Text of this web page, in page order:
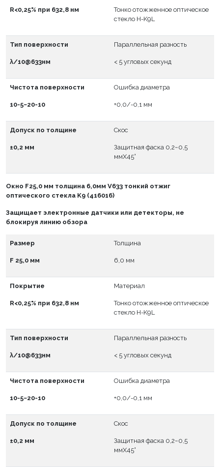
R<0,25% при 632,8 нм
Тонко отожженное оптическое
стекло H-K9L
Тип поверхности
λ/10@633нм
Параллельная разность
< 5 угловых секунд
Чистота поверхности
10-5~20-10
Ошибка диаметра
+0,0/-0,1 мм
Допуск по толщине
±0,2 мм
Скос
Защитная фаска 0,2~0,5
ммX45°
Окно F25,0 мм толщина 6,0мм V633 тонкий отжиг
оптического стекла K9 (416016)
Защищает электронные датчики или детекторы, не
блокируя линию обзора
Размер
F 25,0 мм
Толщина
6,0 мм
Покрытие
R<0,25% при 632,8 нм
Материал
Тонко отожженное оптическое
стекло H-K9L
Тип поверхности
λ/10@633нм
Параллельная разность
< 5 угловых секунд
Чистота поверхности
10-5~20-10
Ошибка диаметра
+0,0/-0,1 мм
Допуск по толщине
±0,2 мм
Скос
Защитная фаска 0,2~0,5
ммX45°